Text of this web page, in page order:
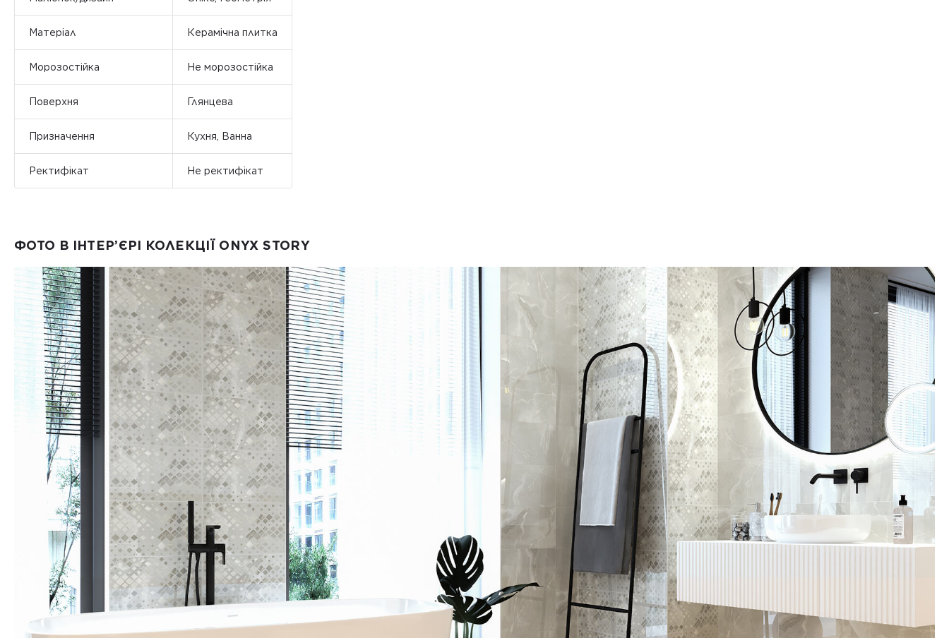
Матеріал Керамічна плитка
Морозостійка Не морозостійка
Поверхня Глянцева
Призначення Кухня, Ванна
Ректифікат Не ректифікат
ФОТО В ІНТЕР’ЄРІ КОЛЕКЦІЇ ONYX STORY